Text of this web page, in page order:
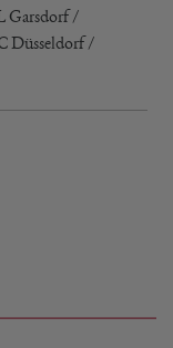
Garsdorf /
Düsseldorf /